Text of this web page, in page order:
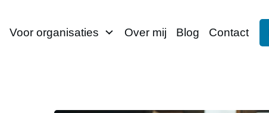
Voor organisaties Over mij Blog Contact